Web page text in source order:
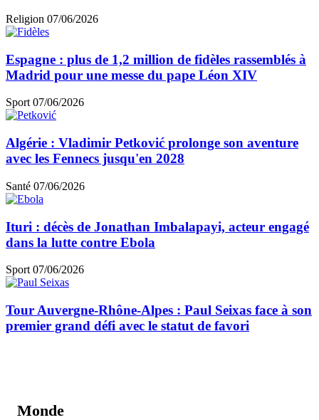
Religion 07/06/2026
Espagne : plus de 1,2 million de fidèles rassemblés à
Madrid pour une messe du pape Léon XIV
Sport 07/06/2026
Algérie : Vladimir Petković prolonge son aventure
avec les Fennecs jusqu'en 2028
Santé 07/06/2026
Ituri : décès de Jonathan Imbalapayi, acteur engagé
dans la lutte contre Ebola
Sport 07/06/2026
Tour Auvergne-Rhône-Alpes : Paul Seixas face à son
premier grand défi avec le statut de favori
Monde